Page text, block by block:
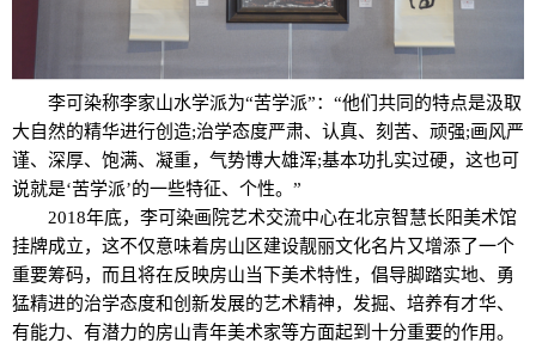
李可染称李家山水学派为“苦学派”：“他们共同的特点是汲取
大自然的精华进行创造;治学态度严肃、认真、刻苦、顽强;画风严
谨、深厚、饱满、凝重，气势博大雄浑;基本功扎实过硬，这也可
说就是‘苦学派’的一些特征、个性。”
2018年底，李可染画院艺术交流中心在北京智慧长阳美术馆
挂牌成立，这不仅意味着房山区建设靓丽文化名片又增添了一个
重要筹码，而且将在反映房山当下美术特性，倡导脚踏实地、勇
猛精进的治学态度和创新发展的艺术精神，发掘、培养有才华、
有能力、有潜力的房山青年美术家等方面起到十分重要的作用。